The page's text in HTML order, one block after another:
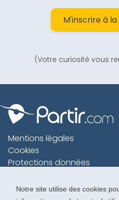
Notre site utilise des cookies
M'inscrire à
(Votre curiosité vous
Mentions légales
Cookies
Protections données
Charte voyageur